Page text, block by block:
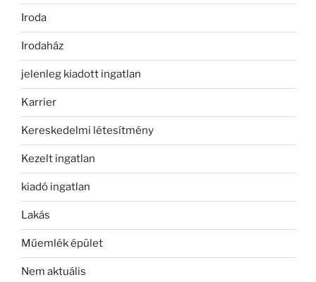
Iroda
Irodaház
jelenleg kiadott ingatlan
Karrier
Kereskedelmi létesítmény
Kezelt ingatlan
kiadó ingatlan
Lakás
Műemlék épület
Nem aktuális